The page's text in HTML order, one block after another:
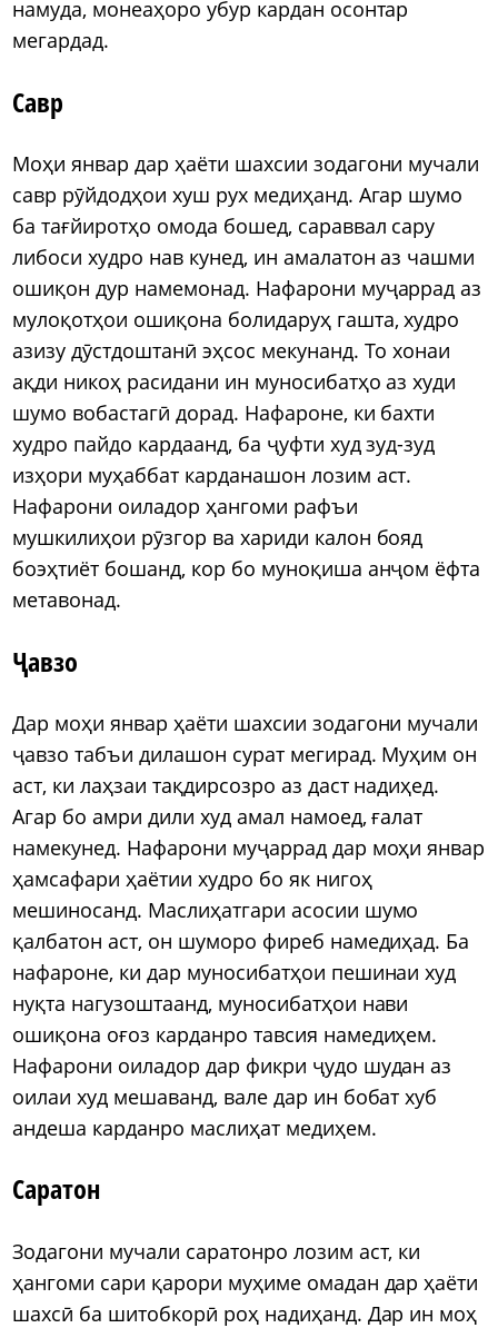
намуда, монеаҳоро убур кардан осонтар
мегардад.
Савр
Моҳи январ дар ҳаёти шахсии зодагони мучали
савр рӯйдодҳои хуш рух медиҳанд. Агар шумо
ба тағйиротҳо омода бошед, сараввал сару
либоси худро нав кунед, ин амалатон аз чашми
ошиқон дур намемонад. Нафарони муҷаррад аз
мулоқотҳои ошиқона болидаруҳ гашта, худро
азизу дӯстдоштанӣ эҳсос мекунанд. То хонаи
ақди никоҳ расидани ин муносибатҳо аз худи
шумо вобастагӣ дорад. Нафароне, ки бахти
худро пайдо кардаанд, ба ҷуфти худ зуд-зуд
изҳори муҳаббат карданашон лозим аст.
Нафарони оиладор ҳангоми рафъи
мушкилиҳои рӯзгор ва хариди калон бояд
боэҳтиёт бошанд, кор бо муноқиша анҷом ёфта
метавонад.
Ҷавзо
Дар моҳи январ ҳаёти шахсии зодагони мучали
ҷавзо табъи дилашон сурат мегирад. Муҳим он
аст, ки лаҳзаи тақдирсозро аз даст надиҳед.
Агар бо амри дили худ амал намоед, ғалат
намекунед. Нафарони муҷаррад дар моҳи январ
ҳамсафари ҳаётии худро бо як нигоҳ
мешиносанд. Маслиҳатгари асосии шумо
қалбатон аст, он шуморо фиреб намедиҳад. Ба
нафароне, ки дар муносибатҳои пешинаи худ
нуқта нагузоштаанд, муносибатҳои нави
ошиқона оғоз карданро тавсия намедиҳем.
Нафарони оиладор дар фикри ҷудо шудан аз
оилаи худ мешаванд, вале дар ин бобат хуб
андеша карданро маслиҳат медиҳем.
Саратон
Зодагони мучали саратонро лозим аст, ки
ҳангоми сари қарори муҳиме омадан дар ҳаёти
шахсӣ ба шитобкорӣ роҳ надиҳанд. Дар ин моҳ